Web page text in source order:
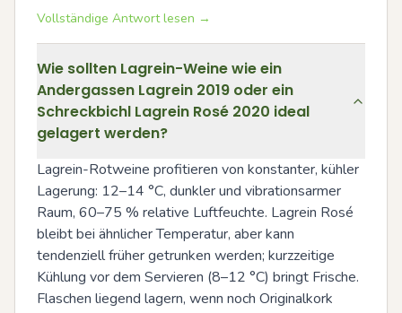
Vollständige Antwort lesen →
Wie sollten Lagrein-Weine wie ein
Andergassen Lagrein 2019 oder ein
Schreckbichl Lagrein Rosé 2020 ideal
gelagert werden?
Lagrein-Rotweine profitieren von konstanter, kühler
Lagerung: 12–14 °C, dunkler und vibrationsarmer
Raum, 60–75 % relative Luftfeuchte. Lagrein Rosé
bleibt bei ähnlicher Temperatur, aber kann
tendenziell früher getrunken werden; kurzzeitige
Kühlung vor dem Servieren (8–12 °C) bringt Frische.
Flaschen liegend lagern, wenn noch Originalkork